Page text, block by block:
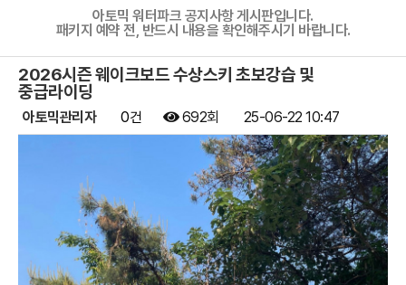
아토믹 워터파크 공지사항 게시판입니다.
패키지 예약 전, 반드시 내용을 확인해주시기 바랍니다.
2026시즌 웨이크보드 수상스키 초보강습 및
중급라이딩
아토믹관리자 0건 692회 25-06-22 10:47